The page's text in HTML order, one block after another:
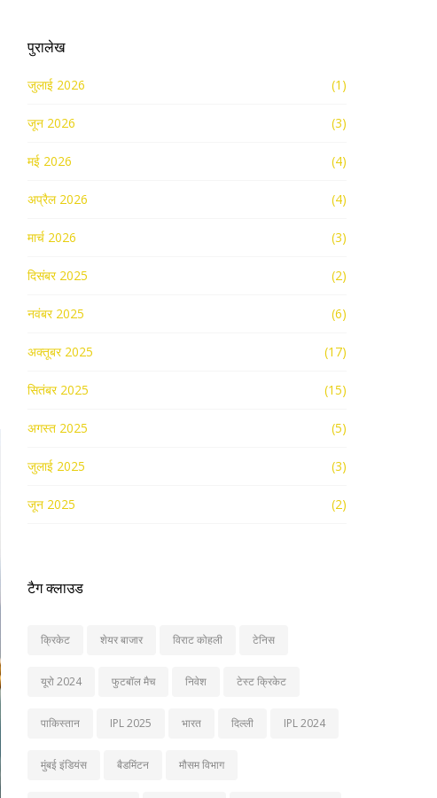
पुरालेख
जुलाई 2026 (1)
जून 2026 (3)
मई 2026 (4)
अप्रैल 2026 (4)
मार्च 2026 (3)
दिसंबर 2025 (2)
नवंबर 2025 (6)
अक्तूबर 2025 (17)
सितंबर 2025 (15)
अगस्त 2025 (5)
जुलाई 2025 (3)
जून 2025 (2)
टैग क्लाउड
क्रिकेट शेयर बाजार विराट कोहली टेनिस
यूरो 2024 फुटबॉल मैच निवेश टेस्ट क्रिकेट
पाकिस्तान IPL 2025 भारत दिल्ली IPL 2024
मुंबई इंडियंस बैडमिंटन मौसम विभाग